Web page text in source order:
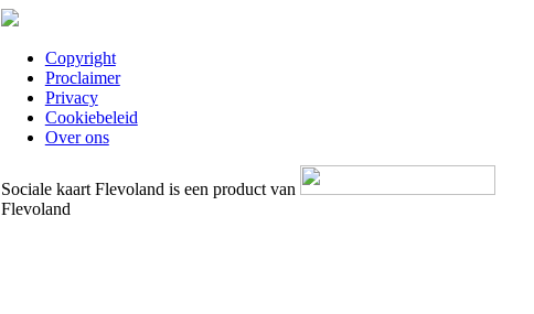
Copyright
Proclaimer
Privacy
Cookiebeleid
Over ons
Sociale kaart Flevoland is een product van
Flevoland